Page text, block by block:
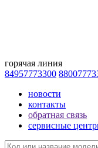
горячая линия
84957773300
новости
контакты
обратная связь
сервисные